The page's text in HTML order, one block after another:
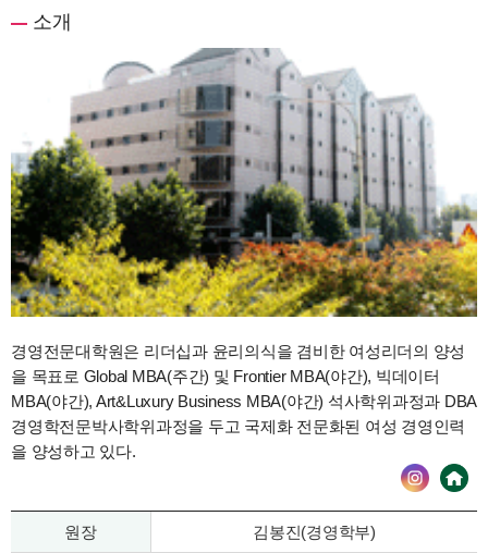
소개
경영전문대학원은 리더십과 윤리의식을 겸비한 여성리더의 양성
을 목표로 Global MBA(주간) 및 Frontier MBA(야간), 빅데이터
MBA(야간), Art&Luxury Business MBA(야간) 석사학위과정과 DBA
경영학전문박사학위과정을 두고 국제화 전문화된 여성 경영인력
을 양성하고 있다.
원장 김봉진(경영학부)